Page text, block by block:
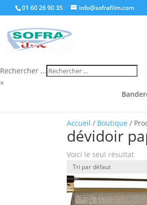
01 60 26 90 35 info@sofrafilm.com
Rechercher ...
×
Accueil / Boutique /
dévidoir
Voici le seul résultat